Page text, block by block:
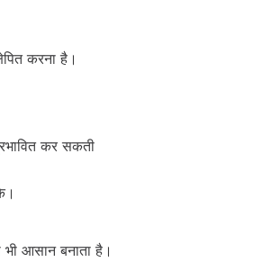
करना है।
कर सकती
आसान बनाता है।